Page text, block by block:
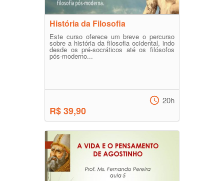
História da Filosofia
Este curso oferece um breve o percurso
sobre a história da filosofia ocidental, indo
desde os pré-socráticos até os filósofos
pós-moderno...
R$ 39,90
20h